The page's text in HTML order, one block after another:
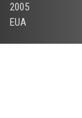
2005
EUA